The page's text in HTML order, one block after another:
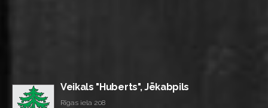
Veikals "Huberts", Jēkabpils
Rīgas iela 208